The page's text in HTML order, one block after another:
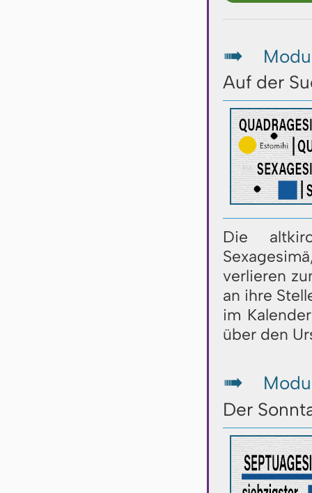
↦
Auf der
Die
verlieren
an ihre
im
über den
↦
Der